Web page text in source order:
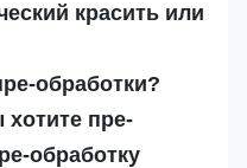
красить или
обработки?
пре-
обработку